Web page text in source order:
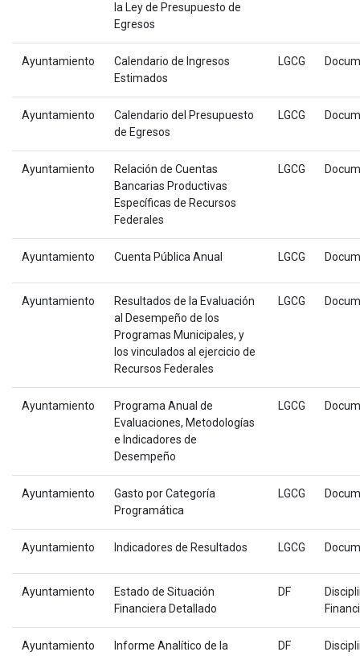
la Ley de Presupuesto de
Egresos
Ayuntamiento
Calendario de Ingresos
Estimados
LGCG
Ayuntamiento
Calendario del Presupuesto
de Egresos
LGCG
Ayuntamiento
Relación de Cuentas
Bancarias Productivas
Específicas de Recursos
Federales
LGCG
Ayuntamiento Cuenta Pública Anual LGCG
Ayuntamiento
Resultados de la Evaluación
al Desempeño de los
Programas Municipales, y
los vinculados al ejercicio de
Recursos Federales
LGCG
Ayuntamiento
Programa Anual de
Evaluaciones, Metodologías
e Indicadores de
Desempeño
LGCG
Ayuntamiento
Gasto por Categoría
Programática
LGCG
Ayuntamiento Indicadores de Resultados LGCG
Ayuntamiento
Estado de Situación
Financiera Detallado
DF
Ayuntamiento Informe Analítico de la DF